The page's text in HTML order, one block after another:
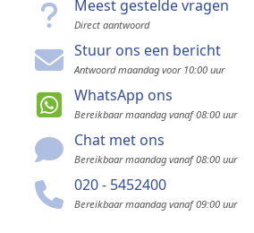
Meest gestelde vragen
Direct aantwoord
Stuur ons een bericht
Antwoord maandag voor 10:00 uur
WhatsApp ons
Bereikbaar maandag vanaf 08:00 uur
Chat met ons
Bereikbaar maandag vanaf 08:00 uur
020 - 5452400
Bereikbaar maandag vanaf 09:00 uur